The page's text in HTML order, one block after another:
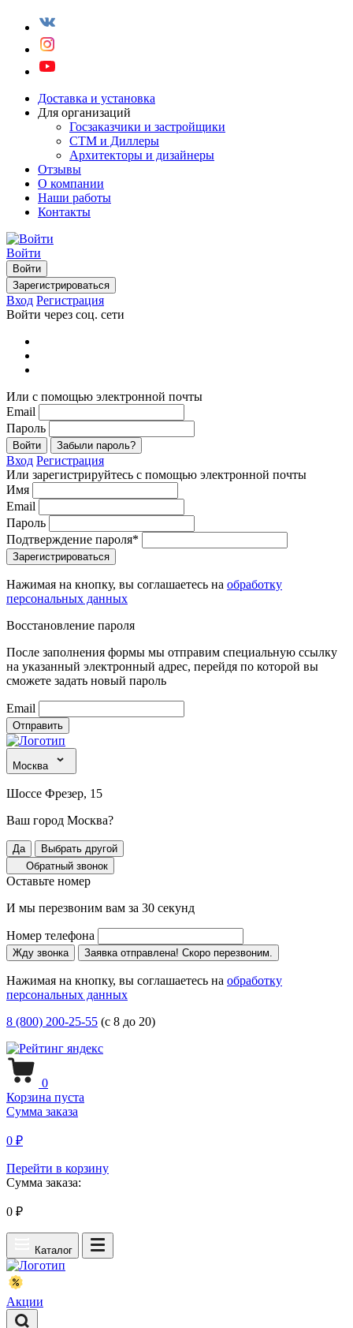
Доставка и установка
Для организаций
Госзаказчики и застройщики
СТМ и Диллеры
Архитекторы и дизайнеры
Отзывы
О компании
Наши работы
Контакты
Войти
Войти
Зарегистрироваться
Вход Регистрация
Войти через соц. сети
Или с помощью электронной почты
Email
Пароль
Войти Забыли пароль?
Вход Регистрация
Или зарегистрируйтесь с помощью электронной почты
Имя
Email
Пароль
Подтверждение пароля*
Зарегистрироваться
Нажимая на кнопку, вы соглашаетесь на обработку
персональных данных
Восстановление пароля
После заполнения формы мы отправим специальную ссылку
на указанный электронный адрес, перейдя по которой вы
сможете задать новый пароль
Email
Отправить
Москва
Шоссе Фрезер, 15
Ваш город Москва?
Да
Выбрать другой
Обратный звонок
Оставьте номер
И мы перезвоним вам за 30 секунд
Номер телефона
Жду звонка Заявка отправлена! Скоро перезвоним.
Нажимая на кнопку, вы соглашаетесь на обработку
персональных данных
8 (800) 200-25-55 (с 8 до 20)
0
Корзина пуста
Сумма заказа
0 ₽
Перейти в корзину
Сумма заказа:
0 ₽
Каталог
Акции